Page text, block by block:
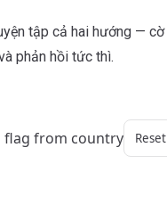
tập cả hai hướng — cờ
phản hồi tức thì.
flag from country Reset